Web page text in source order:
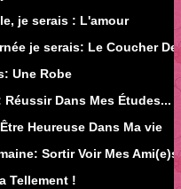
je serais : L'amour
je serais: Le Coucher De
Une Robe
Dans Mes Études...
Heureuse Dans Ma vie
Sortir Voir Mes
Tellement !